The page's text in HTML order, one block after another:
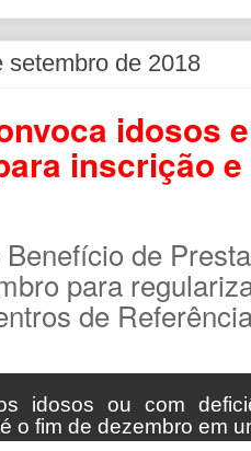
setembro de 2018
idosos
inscrição
de
para
de
idosos ou com
o fim de dezembro em